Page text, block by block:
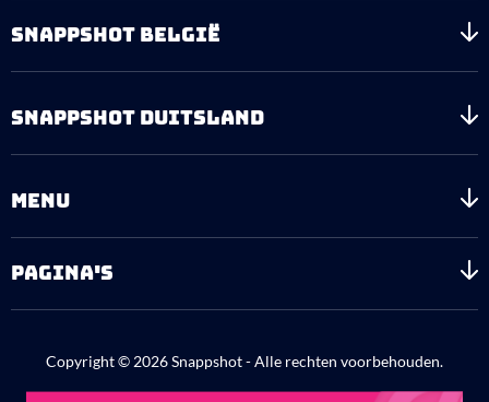
SNAPPSHOT BELGIË
SNAPPSHOT DUITSLAND
MENU
PAGINA'S
Copyright © 2026 Snappshot - Alle rechten voorbehouden.